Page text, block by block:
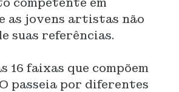
as jovens artistas não
suas referências.
16 faixas que compõem
passeia por diferentes